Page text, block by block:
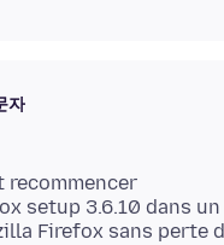
자
recommencer
setup 3.6.10 dans
Firefox sans perte